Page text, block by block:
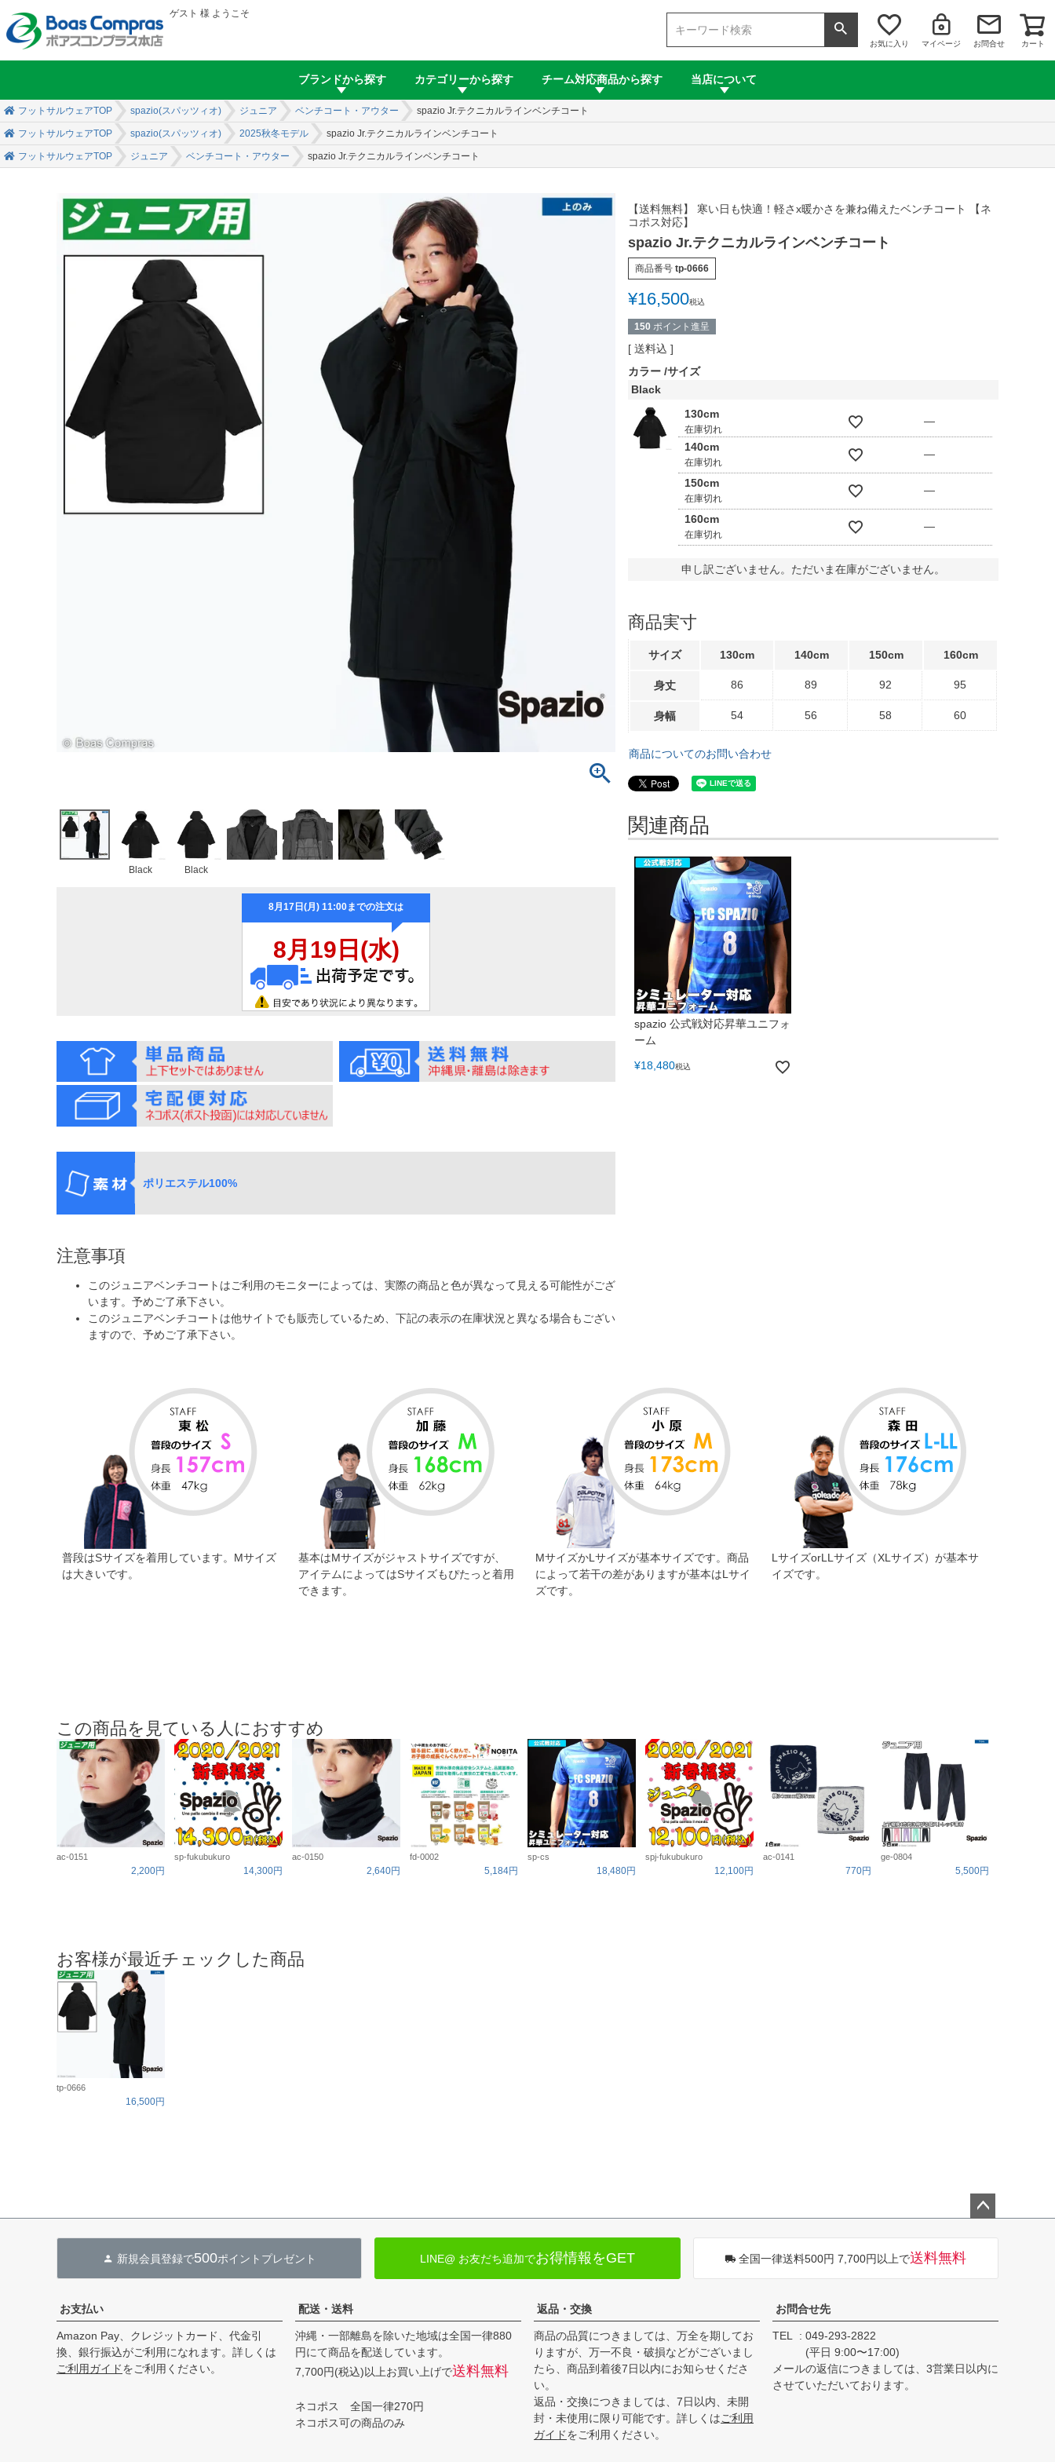
ゲスト 様 ようこそ
お気に入り マイページ お問合せ カート
ブランドから探す カテゴリーから探す チーム対応商品から探す 当店について
フットサルウェアTOP spazio(スパッツィオ) ジュニア ベンチコート・アウター spazio Jr.テクニカルラインベンチコート
フットサルウェアTOP spazio(スパッツィオ) 2025秋冬モデル spazio Jr.テクニカルラインベンチコート
フットサルウェアTOP ジュニア ベンチコート・アウター spazio Jr.テクニカルラインベンチコート
Black Black
ポリエステル100%
注意事項
このジュニアベンチコートはご利用のモニターによっては、実際の商品と色が異なって見える可能性がござ
います。予めご了承下さい。
このジュニアベンチコートは他サイトでも販売しているため、下記の表示の在庫状況と異なる場合もござい
ますので、予めご了承下さい。
【送料無料】 寒い日も快適！軽さx暖かさを兼ね備えたベンチコート 【ネ
コポス対応】
spazio Jr.テクニカルラインベンチコート
商品番号 tp-0666
¥16,500税込
150 ポイント進呈
送料込
カラー サイズ
Black
130cm
在庫切れ
—
140cm
在庫切れ
—
150cm
在庫切れ
—
160cm
在庫切れ
—
申し訳ございません。ただいま在庫がございません。
商品実寸
サイズ 130cm 140cm 150cm 160cm
身丈 86 89 92 95
身幅 54 56 58 60
商品についてのお問い合わせ
関連商品
spazio 公式戦対応昇華ユニフォ
ーム
¥18,480税込
普段はSサイズを着用しています。Mサイズ
は大きいです。
基本はMサイズがジャストサイズですが、
アイテムによってはSサイズもぴたっと着用
できます。
MサイズかLサイズが基本サイズです。商品
によって若干の差がありますが基本はLサイ
ズです。
LサイズorLLサイズ（XLサイズ）が基本サ
イズです。
この商品を見ている人におすすめ
ac-0151
2,200円
sp-fukubukuro
14,300円
ac-0150
2,640円
fd-0002
5,184円
sp-cs
18,480円
spj-fukubukuro
12,100円
ac-0141
770円
ge-0804
5,500円
お客様が最近チェックした商品
tp-0666
16,500円
へ
新規会員登録で500ポイントプレゼント LINE@ お友だち追加でお得情報をGET 全国一律送料500円 7,700円以上で送料無料
お支払い
Amazon Pay、クレジットカード、代金引
換、銀行振込がご利用になれます。詳しくは
ご利用ガイドをご利用ください。
配送・送料
沖縄・一部離島を除いた地域は全国一律880
円にて商品を配送しています。
7,700円(税込)以上お買い上げで送料無料
ネコポス 全国一律270円
ネコポス可の商品のみ
返品・交換
商品の品質につきましては、万全を期してお
りますが、万一不良・破損などがございまし
たら、商品到着後7日以内にお知らせくださ
い。
返品・交換につきましては、7日以内、未開
封・未使用に限り可能です。詳しくはご利用
ガイドをご利用ください。
お問合せ先
TEL
049-293-2822
(平日 9:00〜17:00)
メールの返信につきましては、3営業日以内に
させていただいております。